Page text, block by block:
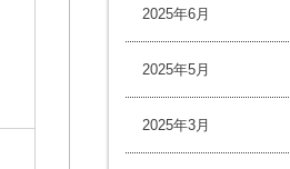
2025年6月
2025年5月
2025年3月